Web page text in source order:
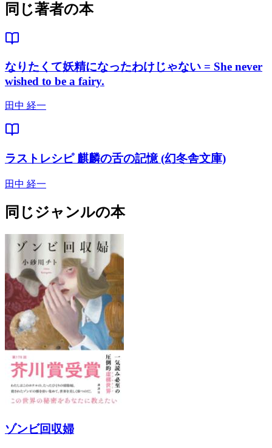
同じ著者の本
なりたくて妖精になったわけじゃない = She never
wished to be a fairy.
田中 経一
ラストレシピ 麒麟の舌の記憶 (幻冬舎文庫)
田中 経一
同じジャンルの本
ゾンビ回収婦